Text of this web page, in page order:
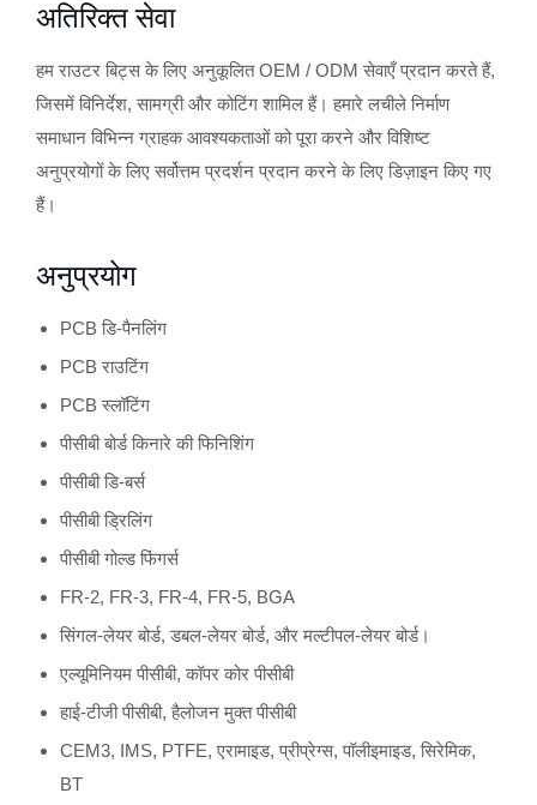
अतिरिक्त सेवा
हम राउटर बिट्स के लिए अनुकूलित OEM / ODM सेवाएँ प्रदान करते हैं,
जिसमें विनिर्देश, सामग्री और कोटिंग शामिल हैं। हमारे लचीले निर्माण
समाधान विभिन्न ग्राहक आवश्यकताओं को पूरा करने और विशिष्ट
अनुप्रयोगों के लिए सर्वोत्तम प्रदर्शन प्रदान करने के लिए डिज़ाइन किए गए
हैं।
अनुप्रयोग
PCB डि-पैनलिंग
PCB राउटिंग
PCB स्लॉटिंग
पीसीबी बोर्ड किनारे की फिनिशिंग
पीसीबी डि-बर्स
पीसीबी ड्रिलिंग
पीसीबी गोल्ड फिंगर्स
FR-2, FR-3, FR-4, FR-5, BGA
सिंगल-लेयर बोर्ड, डबल-लेयर बोर्ड, और मल्टीपल-लेयर बोर्ड।
एल्यूमिनियम पीसीबी, कॉपर कोर पीसीबी
हाई-टीजी पीसीबी, हैलोजन मुक्त पीसीबी
CEM3, IMS, PTFE, एरामाइड, प्रीप्रेग्स, पॉलीइमाइड, सिरेमिक,
BT